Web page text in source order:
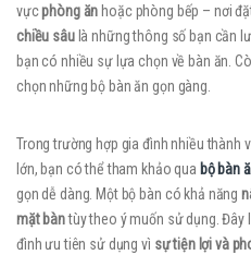
vựcphòng ăn hoặc phòng bếp – nơi
chiều sâulà những thông số bạn cần
bạn có nhiều sự lựa chọn về bàn ăn.
chọn những bộ bàn ăn gọn gàng.
Trong trường hợp gia đình nhiều thành
lớn, bạn có thể tham khảo qua bộ bàn
gọn dễ dàng. Một bộ bàn có khả năng
mặt bàntùy theo ý muốn sử dụng. Đây
đình ưu tiên sử dụng vì sự tiện lợi và